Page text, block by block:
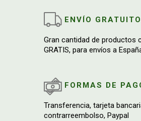
ENVÍO GRATUITO
Gran cantidad de productos
GRATIS, para envíos a
FORMAS DE
Transferencia, tarjeta
contrarreembolso, Paypal